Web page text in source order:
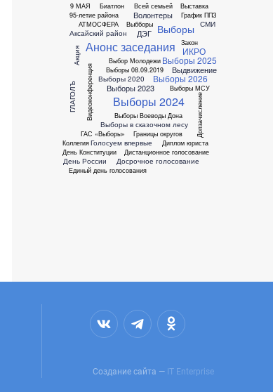
9 МАЯ
95-летие района
АТМОСФЕРА
Аксайский район
Акция Анонс заседания
Биатлон
Видеоконференция
Волонтеры
Всей семьей
Выбборы
Выбор Молодежи
Выборы
Выборы 08.09.2019
Выборы 2020
Выборы 2023
Выборы 2024
Выборы 2025
Выборы 2026
Выборы Воеводы Дона
Выборы МСУ
Выборы в сказочном лесу
Выдвижение
Выставка
ГАС «Выборы»
ГЛАГОЛЪ
Голосуем впервые
Границы округов
График ППЗ
ДЭГ
День Конституции
День России
Диплом юриста
Дистанционное голосование
Допзачисление
Досрочное голосование
Единый день голосования
Закон
ИКРО
Коллегия
СМИ
Создание сайта — IT Enterprise